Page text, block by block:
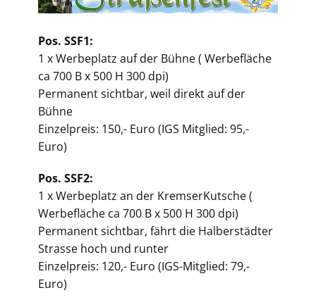
Pos. SSF1:
1 x Werbeplatz auf der Bühne ( Werbefläche
ca 700 B x 500 H 300 dpi)
Permanent sichtbar, weil direkt auf der
Bühne
Einzelpreis: 150,- Euro (IGS Mitglied: 95,-
Euro)
Pos. SSF2:
1 x Werbeplatz an der KremserKutsche (
Werbefläche ca 700 B x 500 H 300 dpi)
Permanent sichtbar, fährt die Halberstädter
Strasse hoch und runter
Einzelpreis: 120,- Euro (IGS-Mitglied: 79,-
Euro)